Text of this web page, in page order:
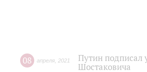
08 апреля 2021
Путин подписал
Шостаковича